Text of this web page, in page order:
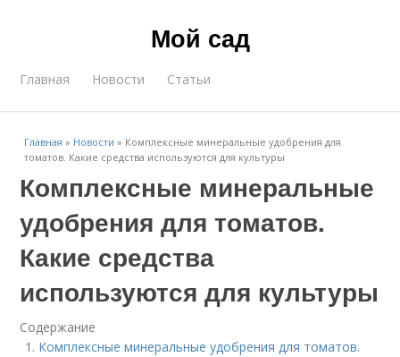
Мой сад
Главная Новости Статьи
Главная » Новости » Комплексные минеральные удобрения для
томатов. Какие средства используются для культуры
Комплексные минеральные
удобрения для томатов.
Какие средства
используются для культуры
Содержание
Комплексные минеральные удобрения для томатов.